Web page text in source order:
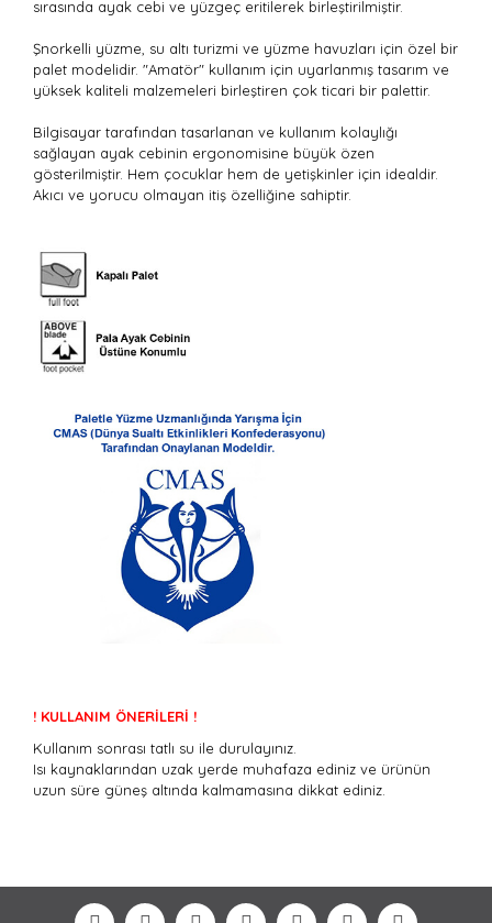
sırasında ayak cebi ve yüzgeç eritilerek birleştirilmiştir.
Şnorkelli yüzme, su altı turizmi ve yüzme havuzları için özel bir
palet modelidir. "Amatör" kullanım için uyarlanmış tasarım ve
yüksek kaliteli malzemeleri birleştiren çok ticari bir palettir.
Bilgisayar tarafından tasarlanan ve kullanım kolaylığı
sağlayan ayak cebinin ergonomisine büyük özen
gösterilmiştir. Hem çocuklar hem de yetişkinler için idealdir.
Akıcı ve yorucu olmayan itiş özelliğine sahiptir.
! KULLANIM ÖNERİLERİ !
Kullanım sonrası tatlı su ile durulayınız.
Isı kaynaklarından uzak yerde muhafaza ediniz ve ürünün
uzun süre güneş altında kalmamasına dikkat ediniz.
formunu kullanarak tarafımıza iletebilirsiniz.
Görüş ve önerileriniz için teşekkür ederiz.